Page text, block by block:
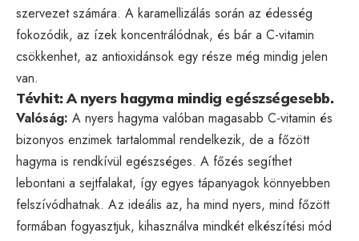
szervezet számára. A karamellizálás során az édesség
fokozódik, az ízek koncentrálódnak, és bár a C-vitamin
csökkenhet, az antioxidánsok egy része még mindig jelen
van.
Tévhit: A nyers hagyma mindig egészségesebb.
Valóság: A nyers hagyma valóban magasabb C-vitamin és
bizonyos enzimek tartalommal rendelkezik, de a főzött
hagyma is rendkívül egészséges. A főzés segíthet
lebontani a sejtfalakat, így egyes tápanyagok könnyebben
felszívódhatnak. Az ideális az, ha mind nyers, mind főzött
formában fogyasztjuk, kihasználva mindkét elkészítési mód